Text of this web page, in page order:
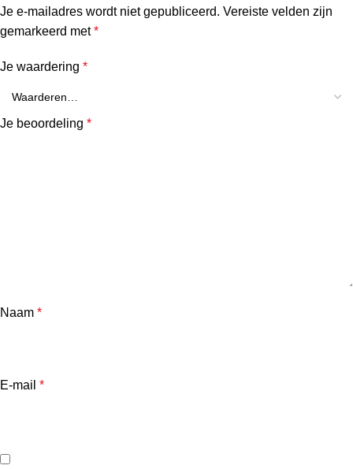
Je e-mailadres wordt niet gepubliceerd. Vereiste velden zijn
gemarkeerd met*
Je waardering *
Je beoordeling *
Naam *
E-mail *